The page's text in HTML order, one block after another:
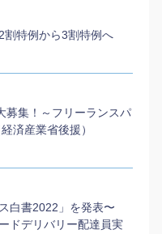
割特例から3割特例へ
募集！～フリーランスパ
済産業省後援）
白書2022」を発表〜
ドデリバリー配達員実